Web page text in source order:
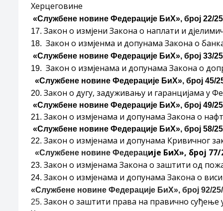
Херцеговине
«Службене новине Федерације БиХ», број 22/
17. Закон о измјени Закона о наплати и
18. Закон о измјенма и допунама Закона о
«Службене новине Федерације БиХ», број 33/
19. Закон о измјенама и допунама Закона о
«Службене новине Федерације БиХ», број 45/
20. Закон о дугу, задуживању и гаранцијама у
«Службене новине Федерације БиХ», број 49/
21. Закон о измјенама и допунама Закона о
«Службене новине Федерације БиХ», број 58/
22. Закон о измјенама и допунама Кривичног
«Службене новине Федерације БиХ», број
23. Закон о измјенама Закона о заштити од
24. Закон о измјенама и допунама Закона о
«Службене новине Федерације БиХ», број 92/
25. Закон о заштити права на правично суђење